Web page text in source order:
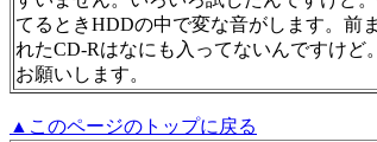
てるときHDDの中で変な音がします。前
れたCD-Rはなにも入ってないんですけど
お願いします。
▲このページのトップに戻る